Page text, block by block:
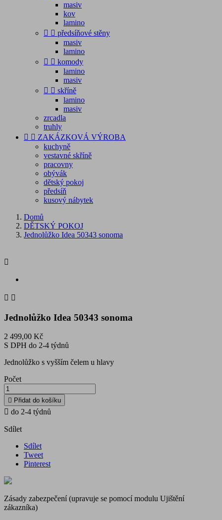
masiv
kov
lamino
  předsíňové stěny
masiv
lamino
  komody
lamino
masiv
  skříně
lamino
masiv
zrcadla
truhly
  ZAKÁZKOVÁ VÝROBA
kuchyně
vestavné skříně
pracovny
obývák
dětský pokoj
předsíň
kusový nábytek
Domů
DĚTSKÝ POKOJ
Jednolůžko Idea 50343 sonoma

 
Jednolůžko Idea 50343 sonoma
2 499,00 Kč
S DPH do 2-4 týdnů
Jednolůžko s vyšším čelem u hlavy
Počet
 Přidat do košíku
 do 2-4 týdnů
Sdílet
Sdílet
Tweet
Pinterest
Zásady zabezpečení (upravuje se pomocí modulu Ujištění
zákazníka)